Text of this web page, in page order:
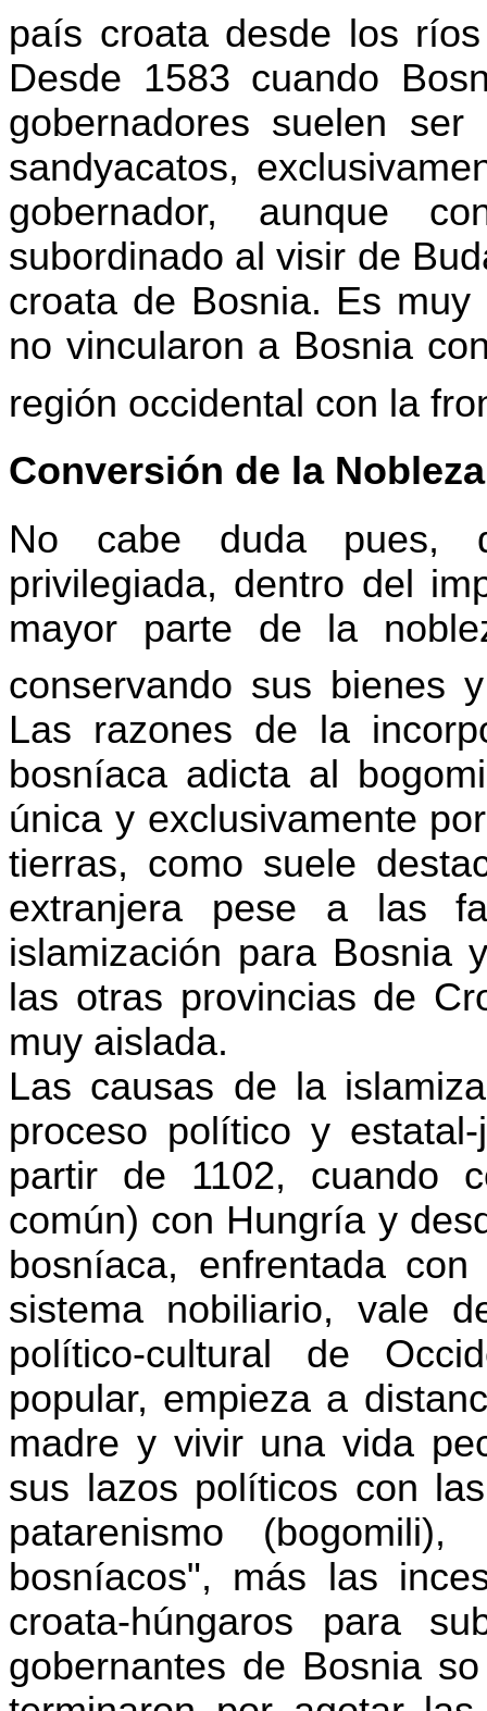
país croata desde los
Desde 1583 cuando
gobernadores suelen
sandyacatos,
gobernador, aunque
subordinado al visir de
croata de Bosnia. Es
no vincularon a Bosnia
región occidental con la
Conversión de la
No cabe duda pues,
privilegiada, dentro del
mayor parte de la
conservando sus bienes
Las razones de la
bosníaca adicta al
única y exclusivamente
tierras, como suele
extranjera pese a las
islamización para Bosnia
las otras provincias de
muy aislada.
Las causas de la
proceso político y
partir de 1102, cuando
común) con Hungría y
bosníaca, enfrentada
sistema nobiliario, vale
político-cultural de
popular, empieza a
madre y vivir una vida
sus lazos políticos con
patarenismo (bogomili),
bosníacos", más las
croata-húngaros para
gobernantes de Bosnia